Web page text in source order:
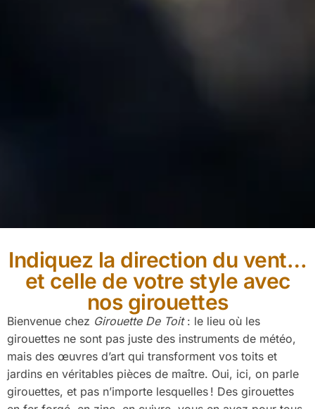
Indiquez la direction du vent…
et celle de votre style avec
nos girouettes
Bienvenue chez Girouette De Toit: le lieu où les
girouettes ne sont pas juste des instruments de météo,
mais des œuvres d’art qui transforment vos toits et
jardins en véritables pièces de maître. Oui, ici, on parle
girouettes, et pas n’importe lesquelles ! Des girouettes